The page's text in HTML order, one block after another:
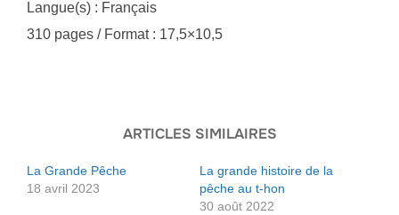
Langue(s) : Français
310 pages / Format : 17,5×10,5
ARTICLES SIMILAIRES
La Grande Pêche
18 avril 2023
La grande histoire de la
pêche au t-hon
30 août 2022